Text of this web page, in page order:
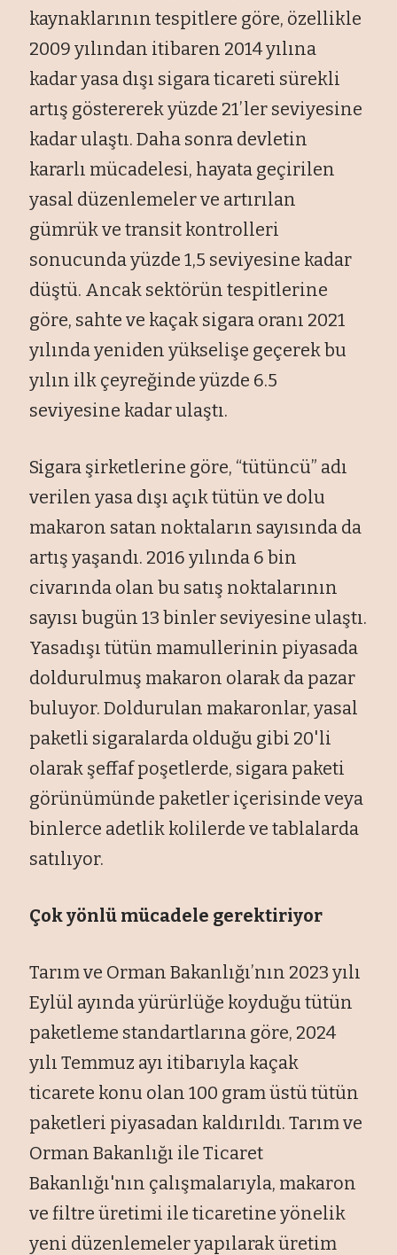
kaynaklarının tespitlere göre, özellikle
2009 yılından itibaren 2014 yılına
kadar yasa dışı sigara ticareti sürekli
artış göstererek yüzde 21’ler seviyesine
kadar ulaştı. Daha sonra devletin
kararlı mücadelesi, hayata geçirilen
yasal düzenlemeler ve artırılan
gümrük ve transit kontrolleri
sonucunda yüzde 1,5 seviyesine kadar
düştü. Ancak sektörün tespitlerine
göre, sahte ve kaçak sigara oranı 2021
yılında yeniden yükselişe geçerek bu
yılın ilk çeyreğinde yüzde 6.5
seviyesine kadar ulaştı.
Sigara şirketlerine göre, “tütüncü” adı
verilen yasa dışı açık tütün ve dolu
makaron satan noktaların sayısında da
artış yaşandı. 2016 yılında 6 bin
civarında olan bu satış noktalarının
sayısı bugün 13 binler seviyesine ulaştı.
Yasadışı tütün mamullerinin piyasada
doldurulmuş makaron olarak da pazar
buluyor. Doldurulan makaronlar, yasal
paketli sigaralarda olduğu gibi 20'li
olarak şeffaf poşetlerde, sigara paketi
görünümünde paketler içerisinde veya
binlerce adetlik kolilerde ve tablalarda
satılıyor.
Çok yönlü mücadele gerektiriyor
Tarım ve Orman Bakanlığı’nın 2023 yılı
Eylül ayında yürürlüğe koyduğu tütün
paketleme standartlarına göre, 2024
yılı Temmuz ayı itibarıyla kaçak
ticarete konu olan 100 gram üstü tütün
paketleri piyasadan kaldırıldı. Tarım ve
Orman Bakanlığı ile Ticaret
Bakanlığı'nın çalışmalarıyla, makaron
ve filtre üretimi ile ticaretine yönelik
yeni düzenlemeler yapılarak üretim